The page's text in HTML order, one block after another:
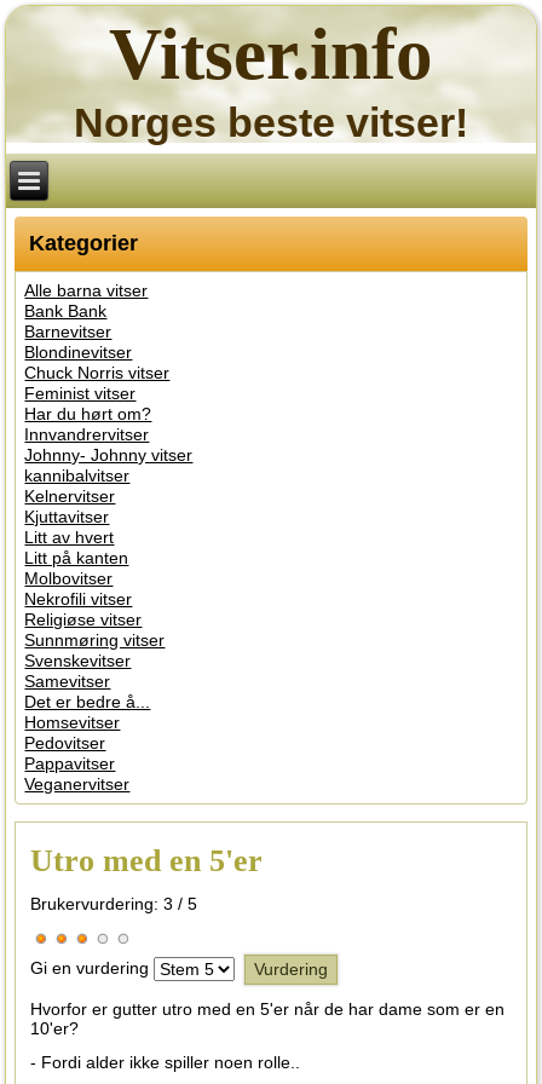
Vitser.info
Norges beste vitser!
Kategorier
Alle barna vitser
Bank Bank
Barnevitser
Blondinevitser
Chuck Norris vitser
Feminist vitser
Har du hørt om?
Innvandrervitser
Johnny- Johnny vitser
kannibalvitser
Kelnervitser
Kjuttavitser
Litt av hvert
Litt på kanten
Molbovitser
Nekrofili vitser
Religiøse vitser
Sunnmøring vitser
Svenskevitser
Samevitser
Det er bedre å...
Homsevitser
Pedovitser
Pappavitser
Veganervitser
Utro med en 5'er
Brukervurdering:3 /5
Gi en vurdering
Hvorfor er gutter utro med en 5'er når de har dame som er en
10'er?
- Fordi alder ikke spiller noen rolle..